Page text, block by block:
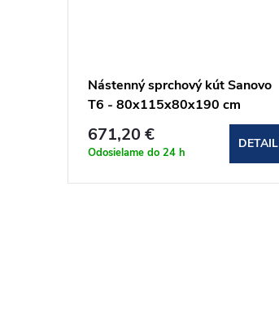
Nástenný sprchový kút Sanovo
T6 - 80x115x80x190 cm
(T6_8011580C)
671,20 €
Odosielame do 24 h
DETAIL